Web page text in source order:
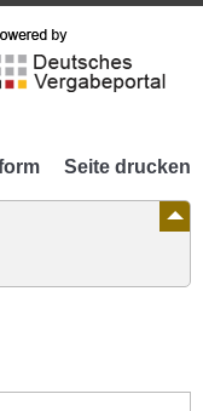
Seite drucken